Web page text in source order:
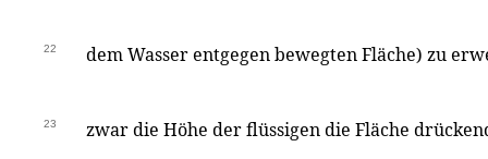
22 dem Wasser entgegen bewegten Fläche) zu
23 zwar die Höhe der flüssigen die Fläche